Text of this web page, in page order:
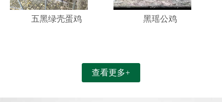
五黑绿壳蛋鸡 黑瑶公鸡
查看更多+